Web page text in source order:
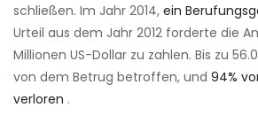
schließen. Im Jahr 2014, ein
Urteil aus dem Jahr 2012 forderte die
Millionen US-Dollar zu zahlen. Bis zu
von dem Betrug betroffen, und 94%
verloren .